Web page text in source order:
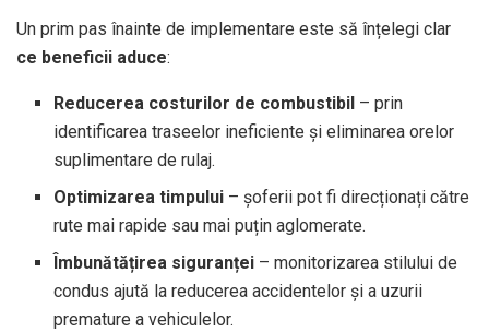
Un prim pas înainte de implementare este să înțelegi clar
ce beneficii aduce:
Reducerea costurilor de combustibil – prin
identificarea traseelor ineficiente și eliminarea orelor
suplimentare de rulaj.
Optimizarea timpului – șoferii pot fi direcționați către
rute mai rapide sau mai puțin aglomerate.
Îmbunătățirea siguranței – monitorizarea stilului de
condus ajută la reducerea accidentelor și a uzurii
premature a vehiculelor.